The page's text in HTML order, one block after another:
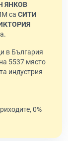
ЯНКОВ
са СИТИ
в България
5537 място
индустрия
0%